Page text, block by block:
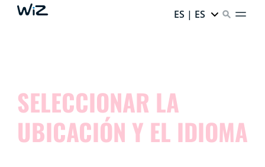
ES | ES
SELECCIONAR LA
UBICACIÓN Y EL IDIOMA